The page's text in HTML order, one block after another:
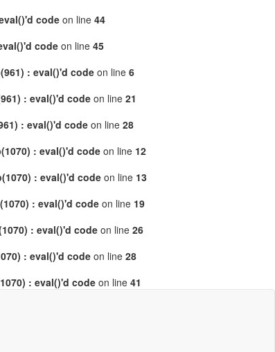
code on line 44
codeon line 45
: eval()'d codeon line 6
: eval()'d codeon line 21
: eval()'d codeon line 28
: eval()'d codeon line 12
: eval()'d codeon line 13
: eval()'d codeon line 19
: eval()'d codeon line 26
: eval()'d codeon line 28
: eval()'d codeon line 41